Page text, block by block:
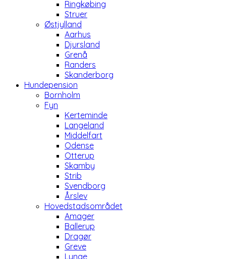
Ringkøbing
Struer
Østjylland
Aarhus
Djursland
Grenå
Randers
Skanderborg
Hundepension
Bornholm
Fyn
Kerteminde
Langeland
Middelfart
Odense
Otterup
Skamby
Strib
Svendborg
Årslev
Hovedstadsområdet
Amager
Ballerup
Dragør
Greve
Lynge